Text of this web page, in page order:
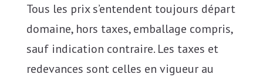
Tous les prix s’entendent toujours départ
domaine, hors taxes, emballage compris,
sauf indication contraire. Les taxes et
redevances sont celles en vigueur au